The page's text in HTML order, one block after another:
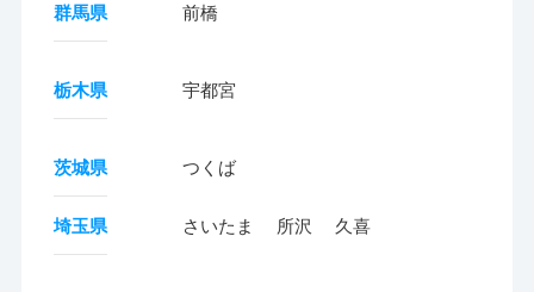
群馬県 前橋
栃木県 宇都宮
茨城県 つくば
埼玉県 さいたま 所沢 久喜